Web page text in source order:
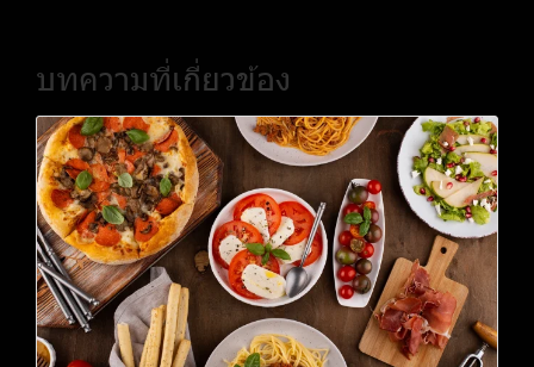
บทความที่เกี่ยวข้อง